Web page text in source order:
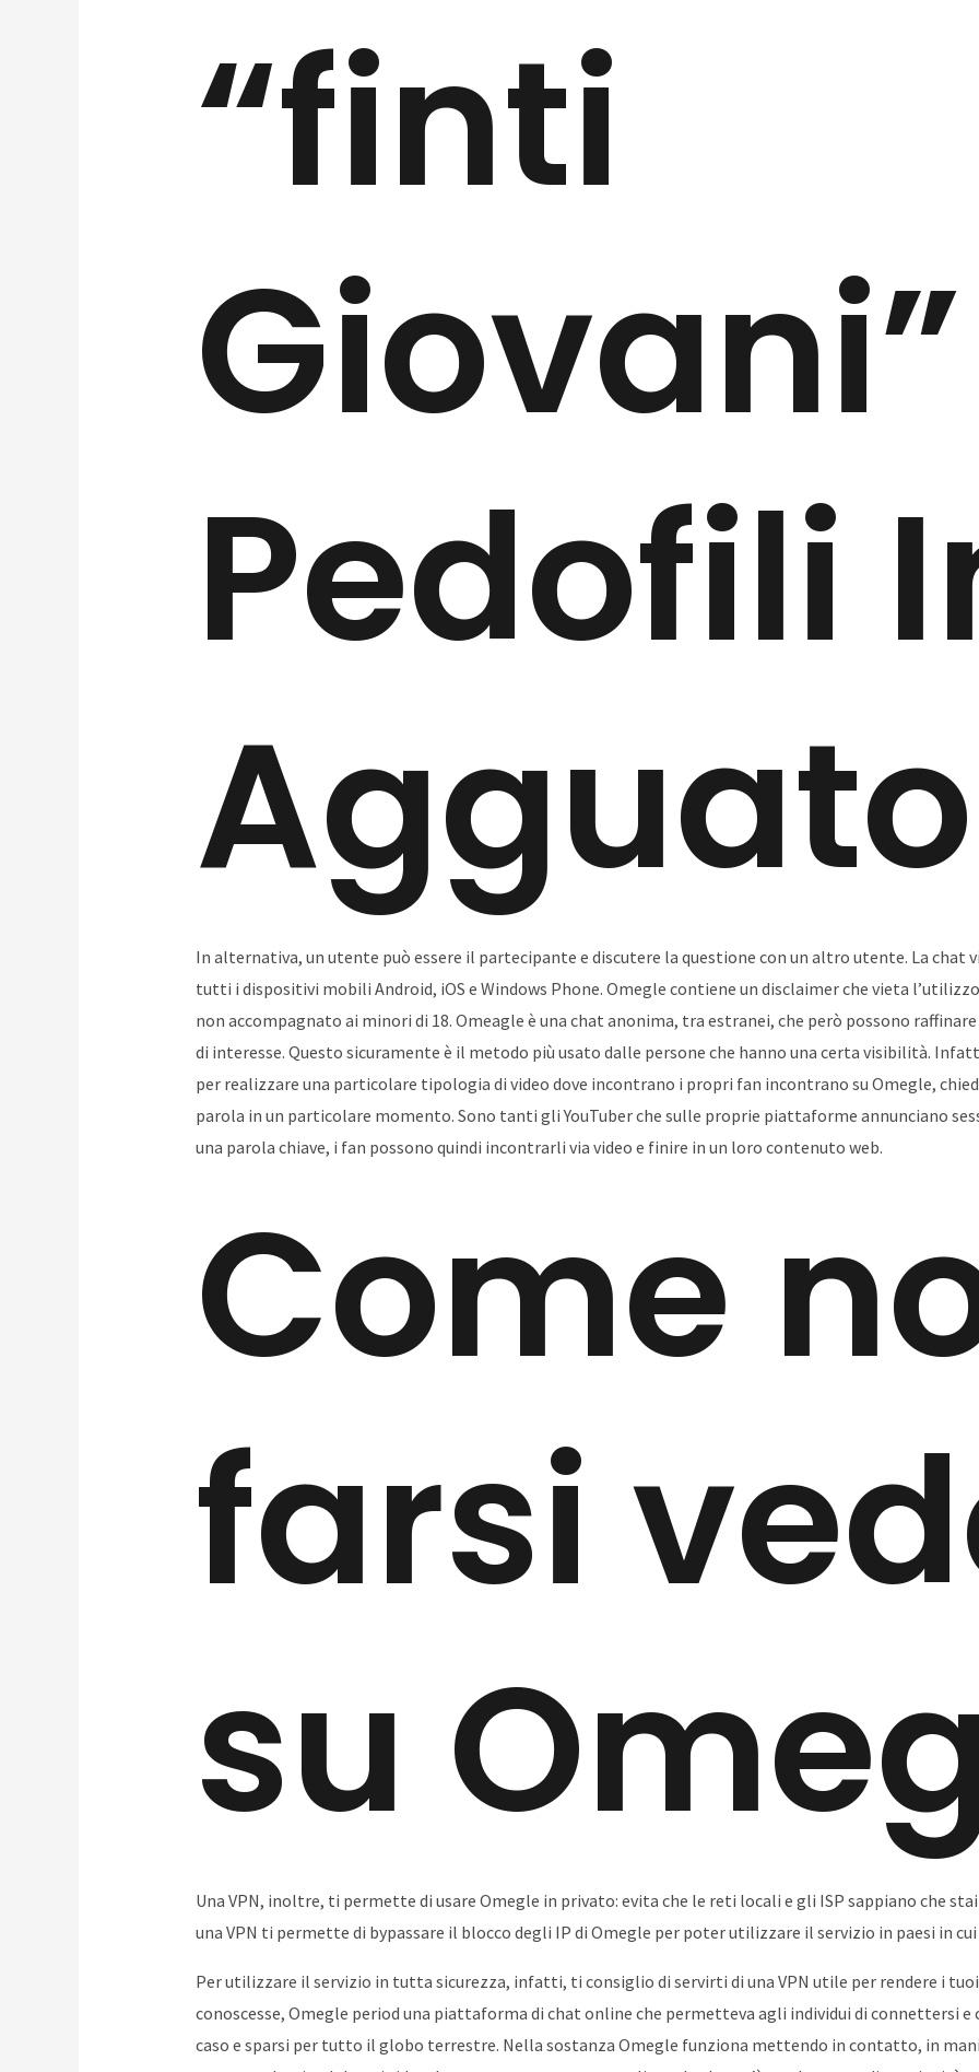
“finti
Giovani”
Pedofili
Agguato
In alternativa, un utente può essere il partecipante e discutere la questione con un altro utente. La chat
tutti i dispositivi mobili Android, iOS e Windows Phone. Omegle contiene un disclaimer che vieta
non accompagnato ai minori di 18. Omeagle è una chat anonima, tra estranei, che però possono
di interesse. Questo sicuramente è il metodo più usato dalle persone che hanno una certa visibilità.
per realizzare una particolare tipologia di video dove incontrano i propri fan incontrano su Omegle,
parola in un particolare momento. Sono tanti gli YouTuber che sulle proprie piattaforme annunciano
una parola chiave, i fan possono quindi incontrarli via video e finire in un loro contenuto web.
Come
farsi
su
Una VPN, inoltre, ti permette di usare Omegle in privato: evita che le reti locali e gli ISP sappiano che
una VPN ti permette di bypassare il blocco degli IP di Omegle per poter utilizzare il servizio in paesi in
Per utilizzare il servizio in tutta sicurezza, infatti, ti consiglio di servirti di una VPN utile per rendere i
conoscesse, Omegle period una piattaforma di chat online che permetteva agli individui di connettersi
caso e sparsi per tutto il globo terrestre. Nella sostanza Omegle funziona mettendo in contatto, in